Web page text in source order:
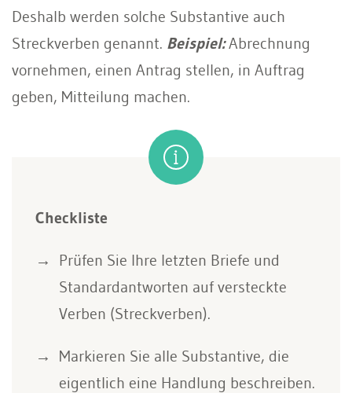
Deshalb werden solche Substantive auch
Streckverben genannt. Beispiel:Abrechnung
vornehmen, einen Antrag stellen, in Auftrag
geben, Mitteilung machen.
Checkliste
Prüfen Sie Ihre letzten Briefe und
Standardantworten auf versteckte
Verben (Streckverben).
Markieren Sie alle Substantive, die
eigentlich eine Handlung beschreiben.